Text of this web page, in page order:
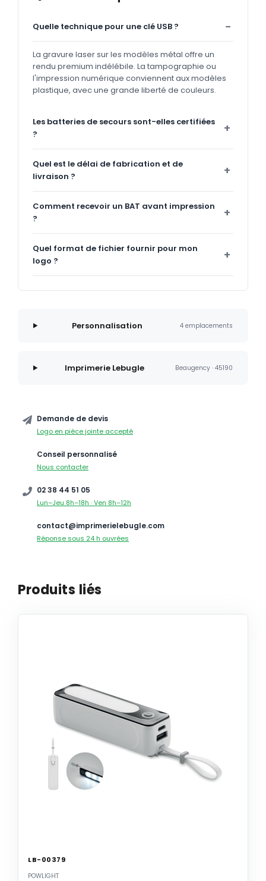
Quelle technique pour une clé USB ?
La gravure laser sur les modèles métal offre un
rendu premium indélébile. La tampographie ou
l'impression numérique conviennent aux modèles
plastique, avec une grande liberté de couleurs.
Les batteries de secours sont-elles certifiées
?
Quel est le délai de fabrication et de
livraison ?
Comment recevoir un BAT avant impression
?
Quel format de fichier fournir pour mon
logo ?
Personnalisation 4 emplacements
Imprimerie Lebugle Beaugency · 45190
Demande de devis
Logo en pièce jointe accepté
Conseil personnalisé
Nous contacter
02 38 44 51 05
Lun–Jeu 8h–18h · Ven 8h–12h
contact@imprimerielebugle.com
Réponse sous 24 h ouvrées
Produits liés
LB-00379
POWLIGHT